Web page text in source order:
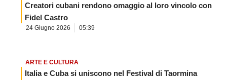
Creatori cubani rendono omaggio al loro vincolo con
Fidel Castro
24 Giugno 2026 05:39
ARTE E CULTURA
Italia e Cuba si uniscono nel Festival di Taormina